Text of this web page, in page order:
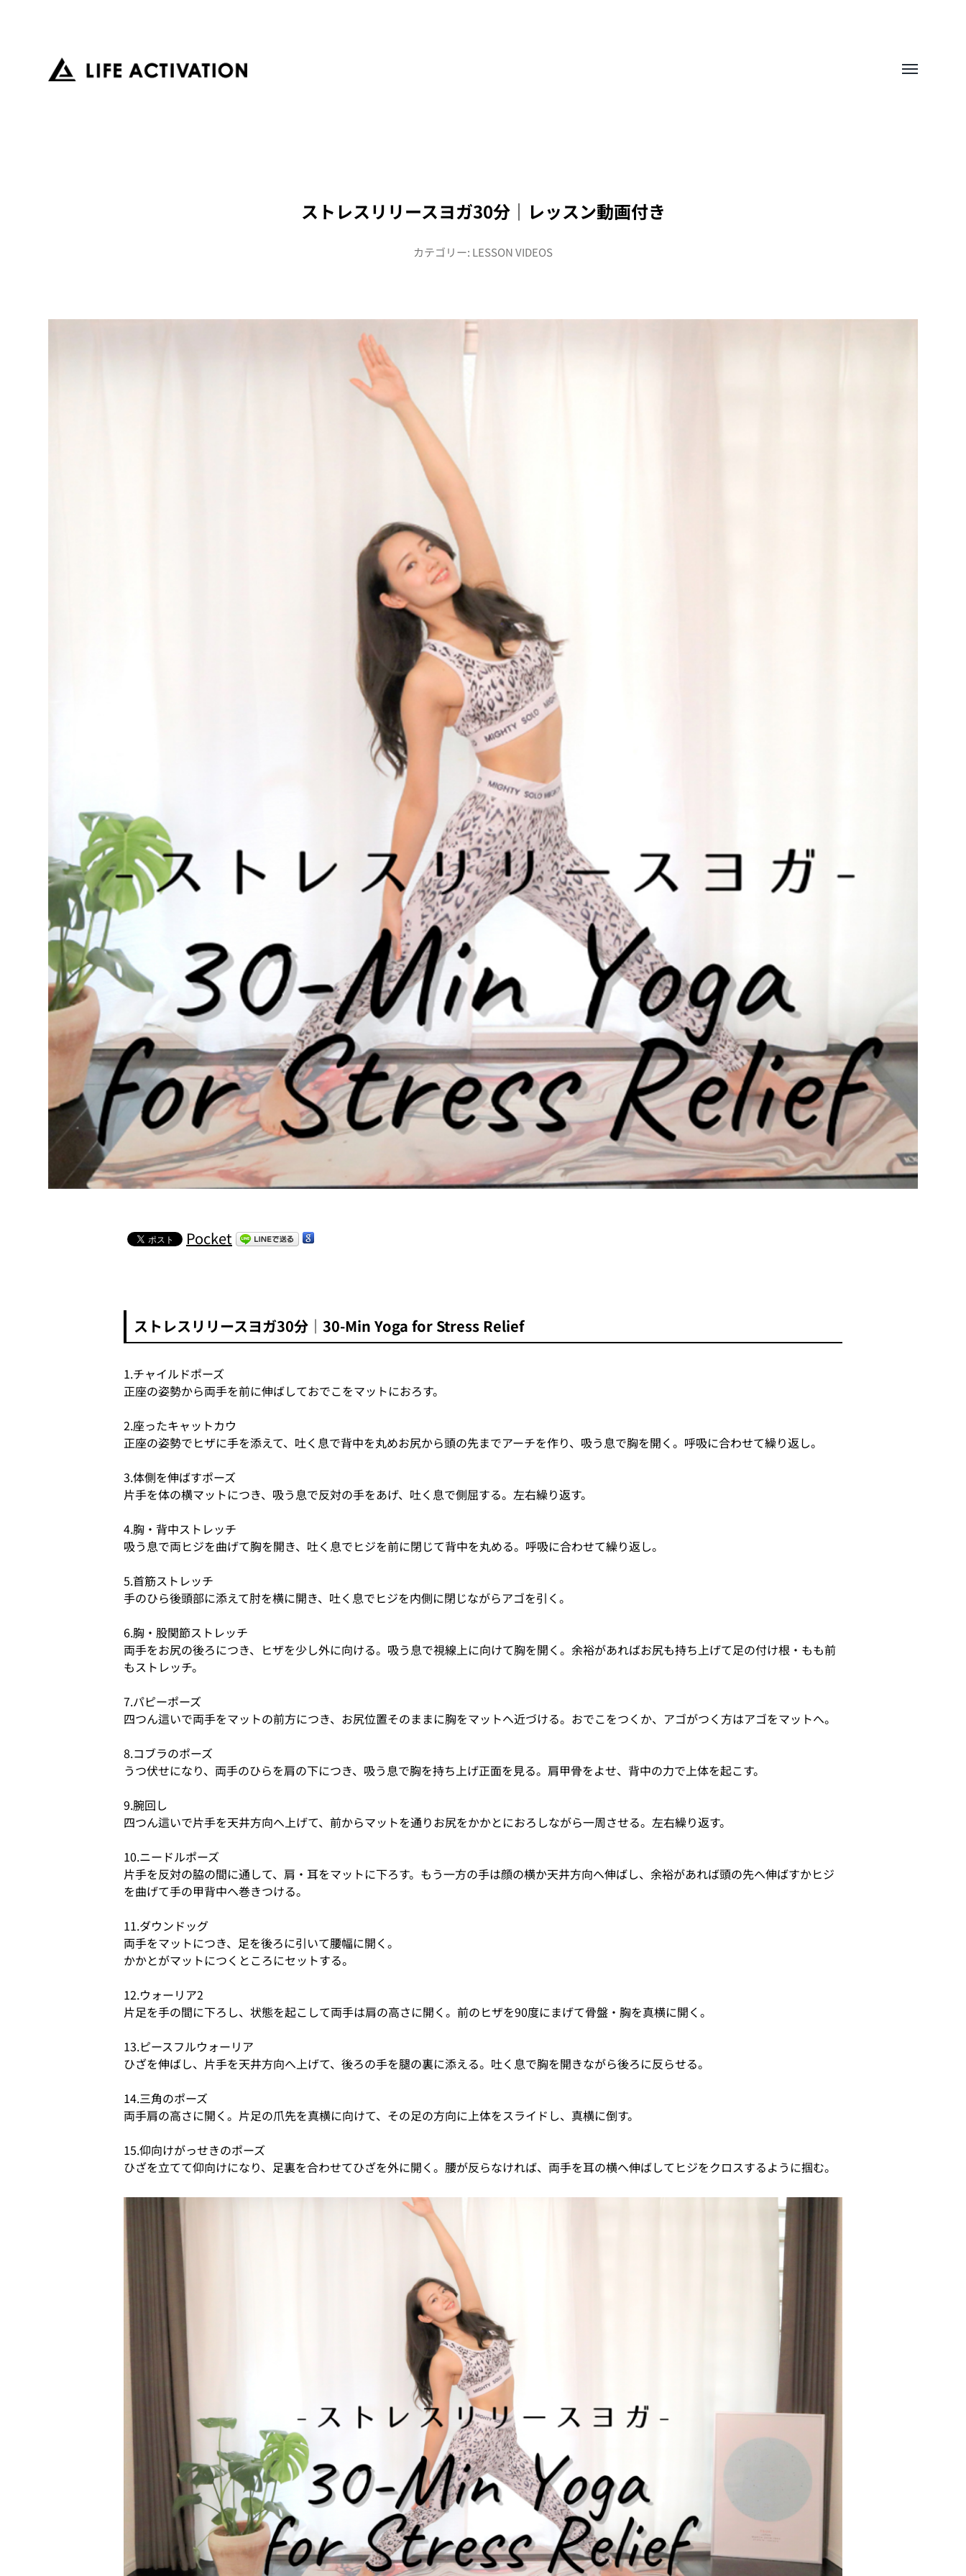
Toggle
ストレスリリースヨガ30分｜レッスン動画付き
カテゴリー: LESSON VIDEOS
Pocket
ストレスリリースヨガ30分｜30-Min Yoga for Stress Relief
1.チャイルドポーズ
正座の姿勢から両手を前に伸ばしておでこをマットにおろす。
2.座ったキャットカウ
正座の姿勢でヒザに手を添えて、吐く息で背中を丸めお尻から頭の先までアーチを作り、吸う息で胸を開く。呼吸に合わせて繰り返し。
3.体側を伸ばすポーズ
片手を体の横マットにつき、吸う息で反対の手をあげ、吐く息で側屈する。左右繰り返す。
4.胸・背中ストレッチ
吸う息で両ヒジを曲げて胸を開き、吐く息でヒジを前に閉じて背中を丸める。呼吸に合わせて繰り返し。
5.首筋ストレッチ
手のひら後頭部に添えて肘を横に開き、吐く息でヒジを内側に閉じながらアゴを引く。
6.胸・股関節ストレッチ
両手をお尻の後ろにつき、ヒザを少し外に向ける。吸う息で視線上に向けて胸を開く。余裕があればお尻も持ち上げて足の付け根・もも前
もストレッチ。
7.パピーポーズ
四つん這いで両手をマットの前方につき、お尻位置そのままに胸をマットへ近づける。おでこをつくか、アゴがつく方はアゴをマットへ。
8.コブラのポーズ
うつ伏せになり、両手のひらを肩の下につき、吸う息で胸を持ち上げ正面を見る。肩甲骨をよせ、背中の力で上体を起こす。
9.腕回し
四つん這いで片手を天井方向へ上げて、前からマットを通りお尻をかかとにおろしながら一周させる。左右繰り返す。
10.ニードルポーズ
片手を反対の脇の間に通して、肩・耳をマットに下ろす。もう一方の手は顔の横か天井方向へ伸ばし、余裕があれば頭の先へ伸ばすかヒジ
を曲げて手の甲背中へ巻きつける。
11.ダウンドッグ
両手をマットにつき、足を後ろに引いて腰幅に開く。
かかとがマットにつくところにセットする。
12.ウォーリア2
片足を手の間に下ろし、状態を起こして両手は肩の高さに開く。前のヒザを90度にまげて骨盤・胸を真横に開く。
13.ピースフルウォーリア
ひざを伸ばし、片手を天井方向へ上げて、後ろの手を腿の裏に添える。吐く息で胸を開きながら後ろに反らせる。
14.三角のポーズ
両手肩の高さに開く。片足の爪先を真横に向けて、その足の方向に上体をスライドし、真横に倒す。
15.仰向けがっせきのポーズ
ひざを立てて仰向けになり、足裏を合わせてひざを外に開く。腰が反らなければ、両手を耳の横へ伸ばしてヒジをクロスするように掴む。